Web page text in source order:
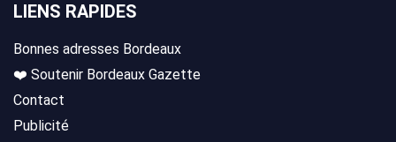
LIENS RAPIDES
Bonnes adresses Bordeaux
❤️ Soutenir Bordeaux Gazette
Contact
Publicité